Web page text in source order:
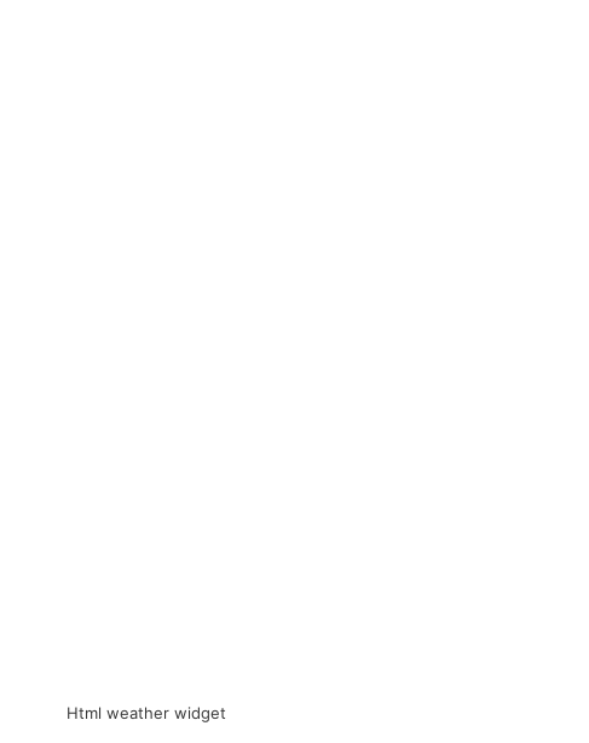
Html weather widget